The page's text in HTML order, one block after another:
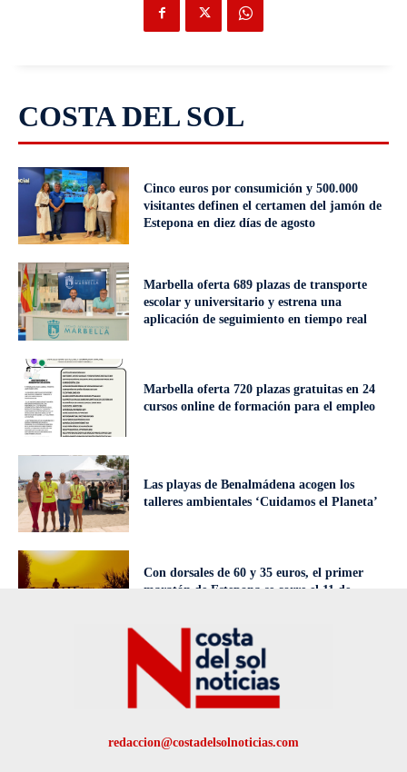
COSTA DEL SOL
Cinco euros por consumición y 500.000
visitantes definen el certamen del jamón de
Estepona en diez días de agosto
Marbella oferta 689 plazas de transporte
escolar y universitario y estrena una
aplicación de seguimiento en tiempo real
Marbella oferta 720 plazas gratuitas en 24
cursos online de formación para el empleo
Las playas de Benalmádena acogen los
talleres ambientales ‘Cuidamos el Planeta’
Con dorsales de 60 y 35 euros, el primer
maratón de Estepona se corre el 11 de
redaccion@costadelsolnoticias.com